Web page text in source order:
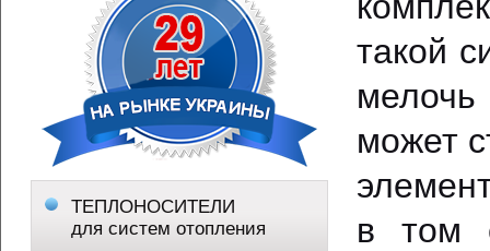
ТЕПЛОНОСИТЕЛИ
для систем отопления
такой
мелочь
может
в том